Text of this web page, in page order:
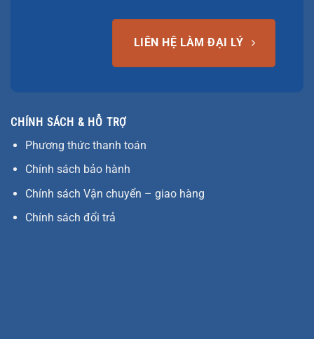
LIÊN HỆ LÀM ĐẠI LÝ
CHÍNH SÁCH & HỖ TRỢ
Phương thức thanh toán
Chính sách bảo hành
Chính sách Vận chuyển – giao hàng
Chính sách đổi trả